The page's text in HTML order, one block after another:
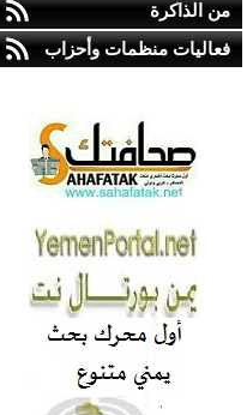
من الذاكرة
فعاليات منظمات وأحزاب